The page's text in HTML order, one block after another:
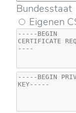
Bundesstaat
Eigenen